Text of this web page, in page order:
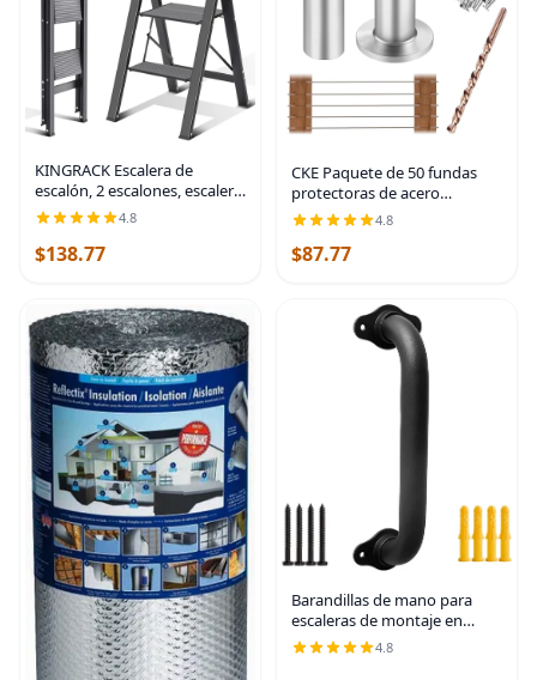
KINGRACK Escalera de
escalón, 2 escalones, escalera
plegable con pasamanos,
escalera antideslizante de
seguridad plegable para el
4.8
$138.77
CKE Paquete de 50 fundas
protectoras de acero
inoxidable T316 para
barandillas de cable de
cuerda de alambre de 1/8
4.8
$87.77
Barandillas de mano para
escaleras de montaje en
pared de 12 pulgadas para
interiores, pasamanos de
4.8